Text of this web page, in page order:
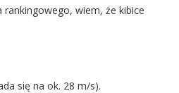
wiem, że kibice
się na ok. 28 m/s).